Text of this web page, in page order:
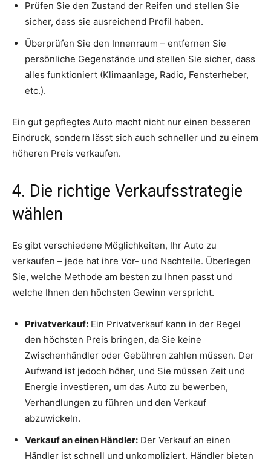
Prüfen Sie den Zustand der Reifen und stellen Sie
sicher, dass sie ausreichend Profil haben.
Überprüfen Sie den Innenraum – entfernen Sie
persönliche Gegenstände und stellen Sie sicher, dass
alles funktioniert (Klimaanlage, Radio, Fensterheber,
etc.).
Ein gut gepflegtes Auto macht nicht nur einen besseren
Eindruck, sondern lässt sich auch schneller und zu einem
höheren Preis verkaufen.
4. Die richtige Verkaufsstrategie
wählen
Es gibt verschiedene Möglichkeiten, Ihr Auto zu
verkaufen – jede hat ihre Vor- und Nachteile. Überlegen
Sie, welche Methode am besten zu Ihnen passt und
welche Ihnen den höchsten Gewinn verspricht.
Privatverkauf: Ein Privatverkauf kann in der Regel
den höchsten Preis bringen, da Sie keine
Zwischenhändler oder Gebühren zahlen müssen. Der
Aufwand ist jedoch höher, und Sie müssen Zeit und
Energie investieren, um das Auto zu bewerben,
Verhandlungen zu führen und den Verkauf
abzuwickeln.
Verkauf an einen Händler: Der Verkauf an einen
Händler ist schnell und unkompliziert. Händler bieten